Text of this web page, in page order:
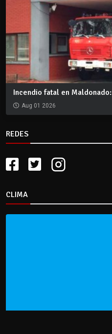
Incendio fatal en
Aug 01 2026
REDES
CLIMA